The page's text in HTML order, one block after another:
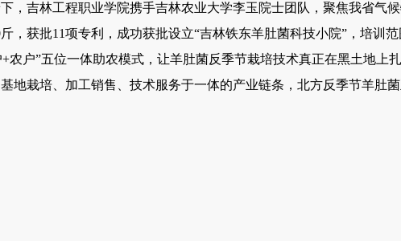
吉林工程职业学院携手吉林农业大学李玉院士团队，聚焦我省气
，获批11项专利，成功获批设立“吉林铁东羊肚菌科技小院”，培训
农户”五位一体助农模式，让羊肚菌反季节栽培技术真正在黑土地上
地栽培、加工销售、技术服务于一体的产业链条，北方反季节羊肚